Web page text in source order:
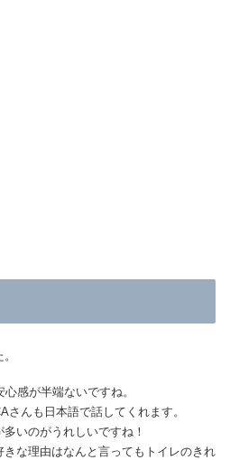
感が半端ないですね。
んも日本語で話してくれます。
いのがうれしいですね！
な理由はなんと言ってもトイレのきれ